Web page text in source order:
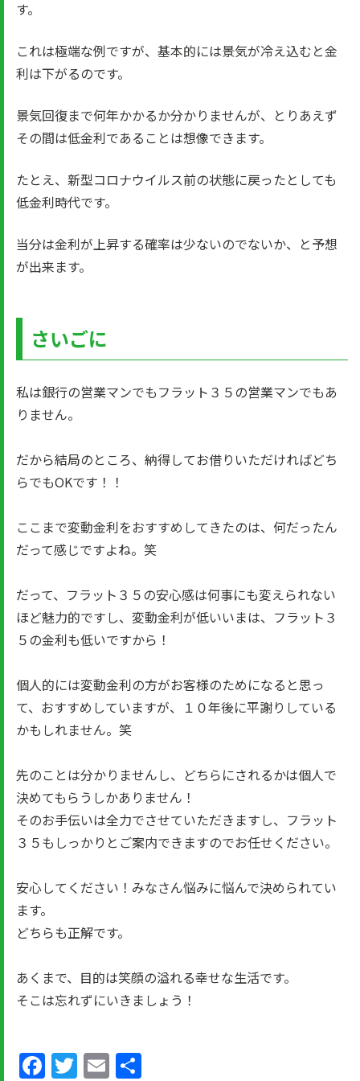
す。
これは極端な例ですが、基本的には景気が冷え込むと金
利は下がるのです。
景気回復まで何年かかるか分かりませんが、とりあえず
その間は低金利であることは想像できます。
たとえ、新型コロナウイルス前の状態に戻ったとしても
低金利時代です。
当分は金利が上昇する確率は少ないのでないか、と予想
が出来ます。
さいごに
私は銀行の営業マンでもフラット３５の営業マンでもあ
りません。
だから結局のところ、納得してお借りいただければどち
らでもOKです！！
ここまで変動金利をおすすめしてきたのは、何だったん
だって感じですよね。笑
だって、フラット３５の安心感は何事にも変えられない
ほど魅力的ですし、変動金利が低いいまは、フラット３
５の金利も低いですから！
個人的には変動金利の方がお客様のためになると思っ
て、おすすめしていますが、１０年後に平謝りしている
かもしれません。笑
先のことは分かりませんし、どちらにされるかは個人で
決めてもらうしかありません！
そのお手伝いは全力でさせていただきますし、フラット
３５もしっかりとご案内できますのでお任せください。
安心してください！みなさん悩みに悩んで決められてい
ます。
どちらも正解です。
あくまで、目的は笑顔の溢れる幸せな生活です。
そこは忘れずにいきましょう！
Facebook
Twitter
Email